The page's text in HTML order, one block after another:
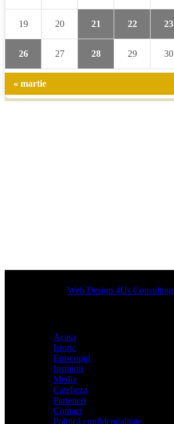
19 20 21 22 23
26 27 28 29 30
« martie
Designed byWeb Design 4Us Consulting
Acasa
Istoric
Episcopul
Institutii
Media
Cateheza
Parteneri
Contact
Politică confidențialitate